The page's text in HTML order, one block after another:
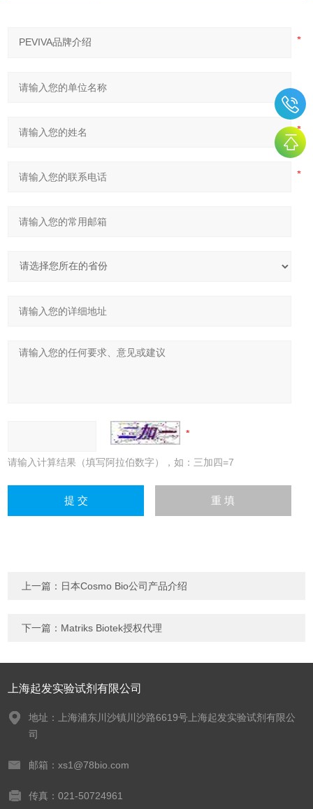
请输入计算结果（填写阿拉伯数字），如：三加四=7
上一篇： 日本Cosmo Bio公司产品介绍
下一篇： Matriks Biotek授权代理
上海起发实验试剂有限公司
地址：上海浦东川沙镇川沙路6619号上海起发实验试剂有限公
司
邮箱：xs1@78bio.com
传真：021-50724961